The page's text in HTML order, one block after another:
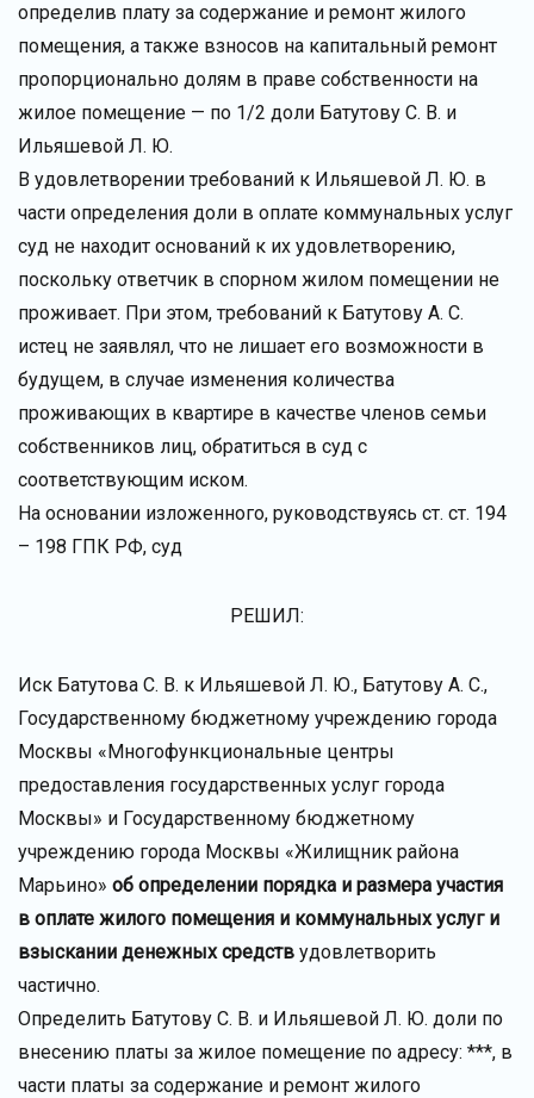
определив плату за содержание и ремонт жилого
помещения, а также взносов на капитальный ремонт
пропорционально долям в праве собственности на
жилое помещение — по 1/2 доли Батутову С. В. и
Ильяшевой Л. Ю.
В удовлетворении требований к Ильяшевой Л. Ю. в
части определения доли в оплате коммунальных услуг
суд не находит оснований к их удовлетворению,
поскольку ответчик в спорном жилом помещении не
проживает. При этом, требований к Батутову А. С.
истец не заявлял, что не лишает его возможности в
будущем, в случае изменения количества
проживающих в квартире в качестве членов семьи
собственников лиц, обратиться в суд с
соответствующим иском.
На основании изложенного, руководствуясь ст. ст. 194
– 198 ГПК РФ, суд
РЕШИЛ:
Иск Батутова С. В. к Ильяшевой Л. Ю., Батутову А. С.,
Государственному бюджетному учреждению города
Москвы «Многофункциональные центры
предоставления государственных услуг города
Москвы» и Государственному бюджетному
учреждению города Москвы «Жилищник района
Марьино» об определении порядка и размера участия
в оплате жилого помещения и коммунальных услуг и
взыскании денежных средств удовлетворить
частично.
Определить Батутову С. В. и Ильяшевой Л. Ю. доли по
внесению платы за жилое помещение по адресу: ***, в
части платы за содержание и ремонт жилого